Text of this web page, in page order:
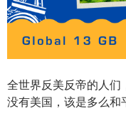
全世界反美反帝的人们
没有美国，该是多么和